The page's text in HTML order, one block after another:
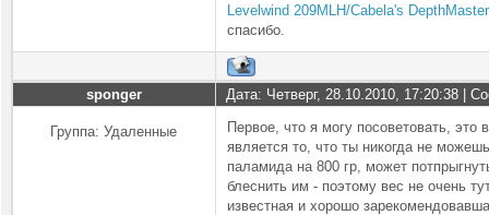
Levelwind 209MLH/Cabela's
спасибо.
sponger Дата: Четверг, 28.10.2010, 17:20:38 |
Группа: Удаленные
Первое, что я могу посоветовать, это
является то, что ты никогда не
паламида на 800 гр, может
блеснить им - поэтому вес не очень
известная и хорошо